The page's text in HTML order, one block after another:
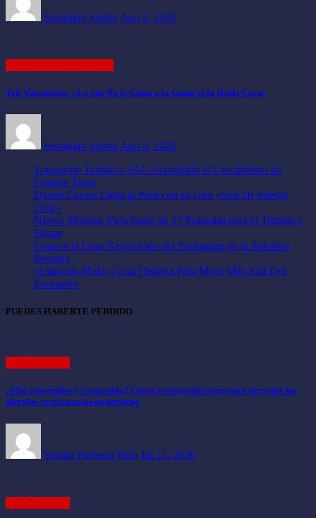
Sebastian Sipión Ago 3, 2026
Tefi Valenzuela: «Lo que No le Gusta a la Gente es la Doble Cara»
Sebastian Sipión Ago 3, 2026
Transporte Turístico: JAC Acompañó el Crecimiento de
Fantasy Tours
Daniel Caesar Llega al Perú con su Gira «Son Of Spergy
Tour»
Nuevo Monitor ViewSonic de 27 Pulgadas para el Trabajo y
Hogar
Conoce la Gran Revolución del Packaging en la Industria
Peruana
«Llamada Mofa»: Una Historia Para Mirar Más Allá Del
Escenario
PUEDES HABERTE PERDIDO
¿Más estornudos y congestión? Cinco recomendaciones para prevenir las
alergias respiratorias en invierno
Yajaira Pacheco Polo Jul 13, 2026